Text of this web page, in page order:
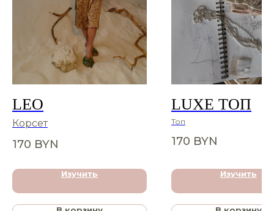
LEO
Корсет
170 BYN
Изучить
LUXE ТОП
Топ
170 BYN
Изучить